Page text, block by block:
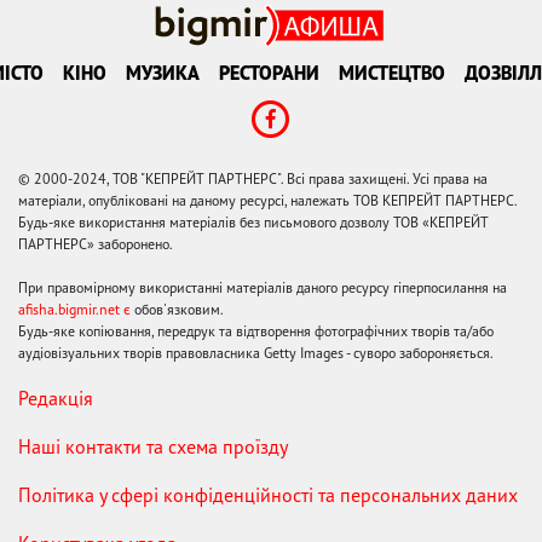
КІНО МУЗИКА РЕСТОРАНИ МИСТЕЦТВО
© 2000-2024, ТОВ "КЕПРЕЙТ ПАРТНЕРС". Всі права захищені. Усі права на
матеріали, опубліковані на даному ресурсі, належать ТОВ КЕПРЕЙТ ПАРТНЕРС.
Будь-яке використання матеріалів без письмового дозволу ТОВ «КЕПРЕЙТ
ПАРТНЕРС» заборонено.
При правомірному використанні матеріалів даного ресурсу гіперпосилання на
afisha.bigmir.net є обов'язковим.
Будь-яке копіювання, передрук та відтворення фотографічних творів та/або
аудіовізуальних творів правовласника Getty Images - суворо забороняється.
Редакція
Наші контакти та схема проїзду
Політика у сфері конфіденційності та персональних даних